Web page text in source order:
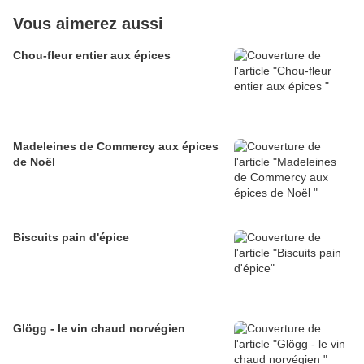
Vous aimerez aussi
Chou-fleur entier aux épices
Madeleines de Commercy aux épices
de Noël
Biscuits pain d'épice
Glögg - le vin chaud norvégien